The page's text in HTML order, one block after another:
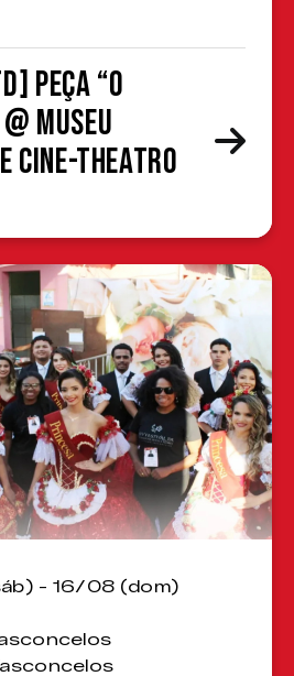
Peça “O
Museu
Cine-Theatro
- 16/08 (dom)